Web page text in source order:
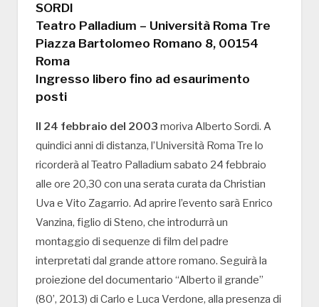
SORDI
Teatro Palladium – Università Roma Tre
Piazza Bartolomeo Romano 8, 00154
Roma
Ingresso libero fino ad esaurimento
posti
Il 24 febbraio del 2003 moriva Alberto Sordi. A
quindici anni di distanza, l’Università Roma Tre lo
ricorderà al Teatro Palladium sabato 24 febbraio
alle ore 20,30 con una serata curata da Christian
Uva e Vito Zagarrio. Ad aprire l’evento sarà Enrico
Vanzina, figlio di Steno, che introdurrà un
montaggio di sequenze di film del padre
interpretati dal grande attore romano. Seguirà la
proiezione del documentario “Alberto il grande”
(80’, 2013) di Carlo e Luca Verdone, alla presenza di